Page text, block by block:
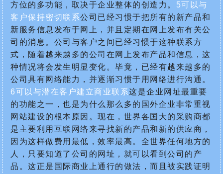
方位的多功能，取决于企业整体的创造力。 5可以与
客户保持密切联系公司已经习惯于把所有的新产品和
新服务信息发布于网上，并且定期在网上发布有关公
司的消息。公司与客户之间已经习惯于这种联系方
式，随着越来越多的公司在网上发布产品和信息，这
种情况将会发生明显变化。毕竟，已经有越来越多的
公司具有网络能力，并逐渐习惯于用网络进行沟通。
6可以与潜在客户建立商业联系这是企业网址最重要
的功能之一，也是为什么那么多的国外企业非常重视
网站建设的根本原因。现在，世界各国大的采购商都
是主要利用互联网络来寻找新的产品和新的供应商，
因为这样做费用最低，效率最高。全世界任何地方的
人，只要知道了公司的网址，就可以看到公司的产
品。这正是国际商业上通行的做法，而且被实践证明